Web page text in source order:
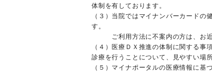
体制を有しております。
（３）当院ではマイナンバーカード
す。
ご利用方法に不案内の方は、お近
（４）医療ＤＸ推進の体制に関する
診療を行うことについて、見やすい場
（５）マイナポータルの医療情報に基